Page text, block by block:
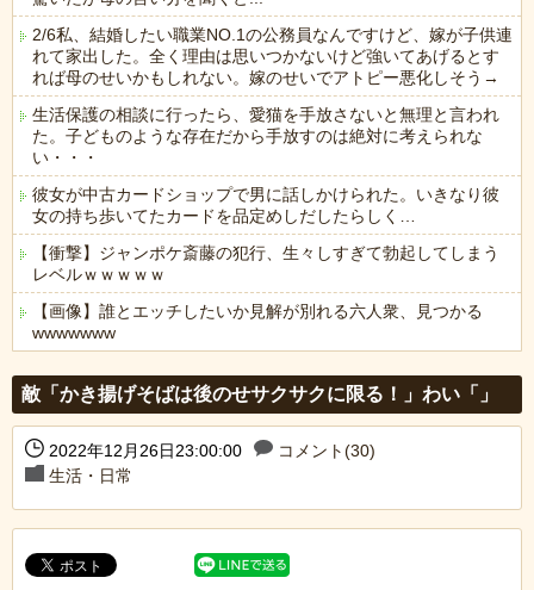
2/6私、結婚したい職業NO.1の公務員なんですけど、嫁が子供連
れて家出した。全く理由は思いつかないけど強いてあげるとす
れば母のせいかもしれない。嫁のせいでアトピー悪化しそう→
生活保護の相談に行ったら、愛猫を手放さないと無理と言われ
た。子どものような存在だから手放すのは絶対に考えられな
い・・・
彼女が中古カードショップで男に話しかけられた。いきなり彼
女の持ち歩いてたカードを品定めしだしたらしく…
【衝撃】ジャンポケ斎藤の犯行、生々しすぎて勃起してしまう
レベルｗｗｗｗｗ
【画像】誰とエッチしたいか見解が別れる六人衆、見つかる
wwwwwww
敵「かき揚げそばは後のせサクサクに限る！」わい「」
2022年12月26日23:00:00
コメント(30)
生活・日常